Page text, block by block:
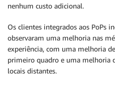
nenhum custo adicional.
Os clientes integrados aos PoPs
observaram uma melhoria nas
experiência, com uma melhoria
primeiro quadro e uma melhoria
locais distantes.